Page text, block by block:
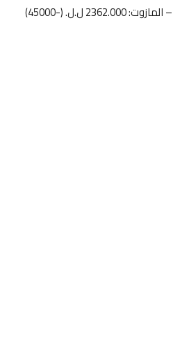
– المازوت: 2362.000 ل.ل. (-45000)